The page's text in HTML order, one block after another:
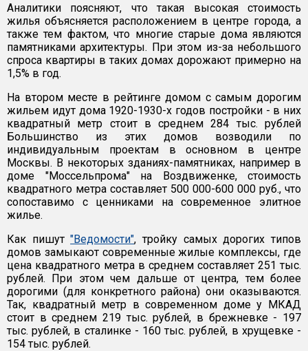
Аналитики поясняют, что такая высокая стоимость
жилья объясняется расположением в центре города, а
также тем фактом, что многие старые дома являются
памятниками архитектуры. При этом из-за небольшого
спроса квартиры в таких домах дорожают примерно на
1,5% в год.
На втором месте в рейтинге домом с самым дорогим
жильем идут дома 1920-1930-х годов постройки - в них
квадратный метр стоит в среднем 284 тыс. рублей
Большинство из этих домов возводили по
индивидуальным проектам в основном в центре
Москвы. В некоторых зданиях-памятниках, например в
доме "Моссельпрома" на Воздвиженке, стоимость
квадратного метра составляет 500 000-600 000 руб., что
сопоставимо с ценниками на современное элитное
жилье.
Как пишут"Ведомости", тройку самых дорогих типов
домов замыкают современные жилые комплексы, где
цена квадратного метра в среднем составляет 251 тыс.
рублей. При этом чем дальше от центра, тем более
дорогими (для конкретного района) они оказываются.
Так, квадратный метр в современном доме у МКАД
стоит в среднем 219 тыс. рублей, в брежневке - 197
тыс. рублей, в сталинке - 160 тыс. рублей, в хрущевке -
154 тыс. рублей.